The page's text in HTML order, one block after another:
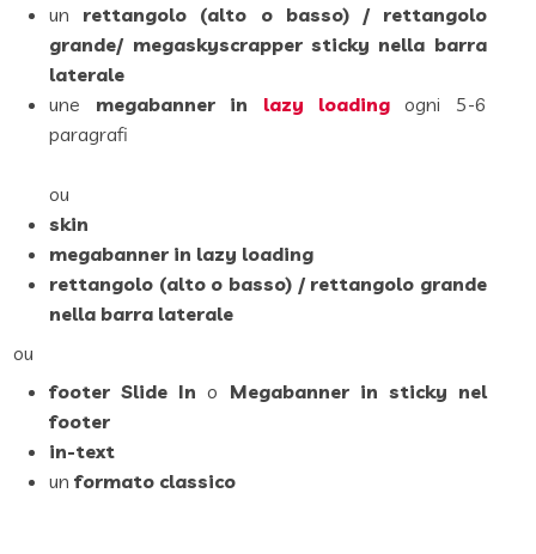
un rettangolo (alto o basso) / rettangolo
grande/ megaskyscrapper sticky nella barra
laterale
une megabanner in lazy loadingogni 5-6
paragrafi
ou
skin
megabanner in lazy loading
rettangolo (alto o basso) / rettangolo grande
nella barra laterale
ou
footer Slide In o Megabanner in sticky nel
footer
in-text
unformato classico